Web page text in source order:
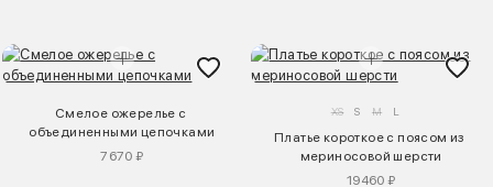
Смелое ожерелье с
объединенными цепочками
7670 ₽
XS S M L
Платье короткое с поясом из
мериносовой шерсти
19460 ₽